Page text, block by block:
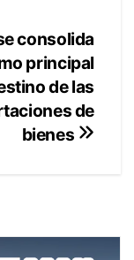
consolida
principal
de las
de
bienes